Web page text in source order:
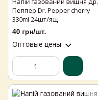
Пеппер Dr. Pepper cherry
330ml 24шт/ящ
40 грн/шт.
Оптовые цены